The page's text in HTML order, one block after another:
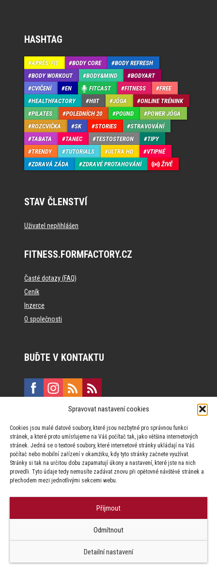
Spravovat nastavení cookies
Cookies jsou malé datové soubory, které jsou nezbytné pro správnou funkci
stránek, a které proto umísťujeme na Váš počítač tak, jako většina internetových
stránek. Jedná se o textové soubory, které internetové stránky ukládají na Váš
počítač nebo mobilní zařízení v okamžiku, kdy tyto stránky začnete využívat.
Stránky si tak na určitou dobu zapamatují úkony a nastavení, které jste na nich
provedli. Tyto údaje tedy nemusíte zadávat znovu při opětovné návštěvě stránek a
přechodem mezi jednotlivými sekcemi webu.
Příjmout
Odmítnout
Detailní nastavení
HASHTAG
APRÉS-FIT BODY CORE
BODY REFRESH
BODY WORKOUT
BODY&MIND
BODYART
CVIČENÍ
EN FITCAST FITNESS
FREE
HEALTHFACTORY
HIIT JÓGA
ONLINE TRÉNINK
PILATES
POLEDNÍCH 20 POUND
POWER JÓGA
ROZCVIČKA
SK STORIES
STRAVOVÁNÍ
TABATA
TANEC TESTOSTERON
TIPY
TRENDY
TUTORIALS ULTRA HD
VTIPNÉ
ZDRAVÁ ZÁDA
ZDRAVÉ PROTAHOVÁNÍ ŽIVĚ
STAV ČLENSTVÍ
Uživatel nepřihlášen
FITNESS.FORMFACTORY.CZ
Časté dotazy (FAQ)
Ceník
Inzerce
O společnosti
BUĎTE V KONTAKTU
Vinohradská 190, 130 00 Praha 3
Za publikovaný obsah odpovídají jednotliví autoři.
Factory s.r.o. zapovězeno.